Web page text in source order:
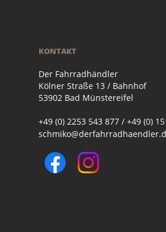
KONTAKT
Der Fahrradhändler
Kölner Straße 13 / Bahnhof
53902 Bad Münstereifel
+49 (0) 2253 543 877 / +49 (0)